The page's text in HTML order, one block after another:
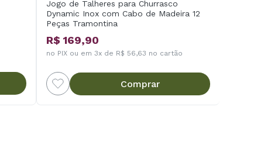
Jogo de Talheres para Churrasco
Dynamic Inox com Cabo de Madeira 12
Peças Tramontina
R$ 169,90
no PIX ou em 3x de R$ 56,63 no cartão
Comprar